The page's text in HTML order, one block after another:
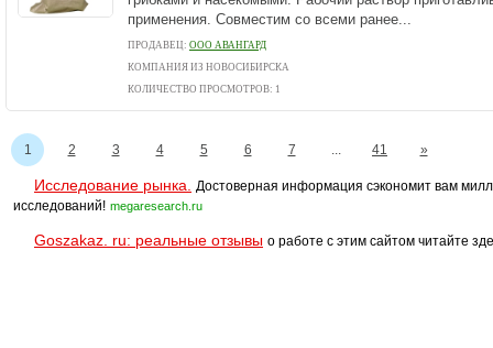
применения. Совместим со всеми ранее...
ПРОДАВЕЦ: ООО АВАНГАРД
КОМПАНИЯ ИЗ НОВОСИБИРСКА
КОЛИЧЕСТВО ПРОСМОТРОВ: 1
1 2 3 4 5 6 7 ... 41 »
Исследование рынка.
Достоверная информация сэкономит вам
исследований! megaresearch.ru
Goszakaz. ru: реальные отзывы о работе с этим сайтом читайте